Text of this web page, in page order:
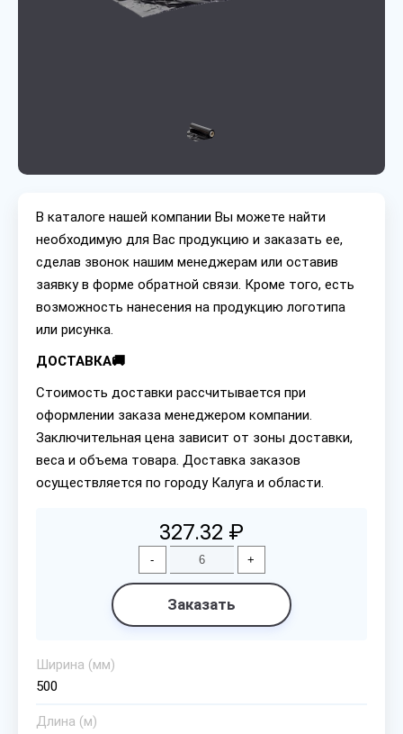
В каталоге нашей компании Вы можете найти
необходимую для Вас продукцию и заказать ее,
сделав звонок нашим менеджерам или оставив
заявку в форме обратной связи. Кроме того, есть
возможность нанесения на продукцию логотипа
или рисунка.
ДОСТАВКА🚚
Стоимость доставки рассчитывается при
оформлении заказа менеджером компании.
Заключительная цена зависит от зоны доставки,
веса и объема товара. Доставка заказов
осуществляется по городу Калуга и области.
327.32 ₽
- +
Заказать
Ширина (мм)
500
Длина (м)